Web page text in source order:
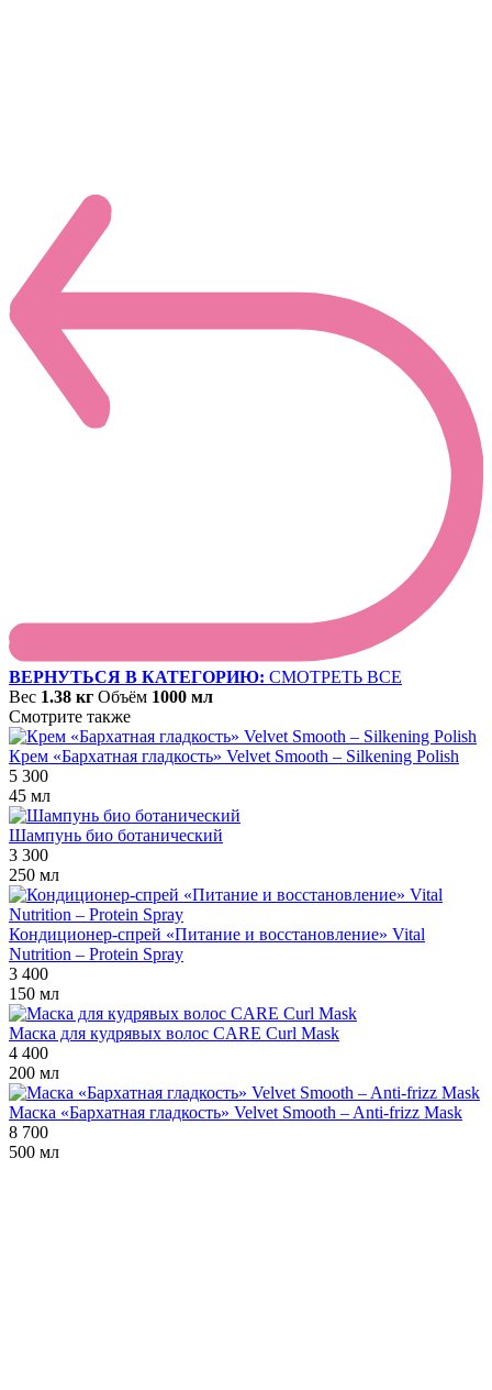
ВЕРНУТЬСЯ В КАТЕГОРИЮ: СМОТРЕТЬ ВСЕ
Вес 1.38 кг Объём 1000 мл
Смотрите также
Крем «Бархатная гладкость» Velvet Smooth – Silkening Polish
5 300
45 мл
Шампунь био ботанический
3 300
250 мл
Кондиционер-спрей «Питание и восстановление» Vital
Nutrition – Protein Spray
3 400
150 мл
Маска для кудрявых волос CARE Curl Mask
4 400
200 мл
Маска «Бархатная гладкость» Velvet Smooth – Anti-frizz Mask
8 700
500 мл